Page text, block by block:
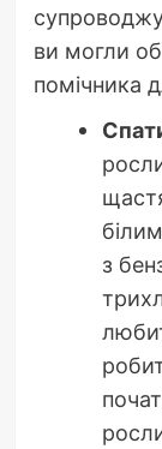
ви могли
помічника
з